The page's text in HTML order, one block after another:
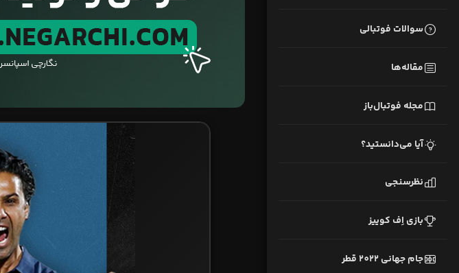
سوالات فوتبالی
مقاله‌ها
مجله فوتبال‌باز
آیا می‌دانستید؟
نظرسنجی
بازی اِف کوییز
جام جهانی 2022 قطر